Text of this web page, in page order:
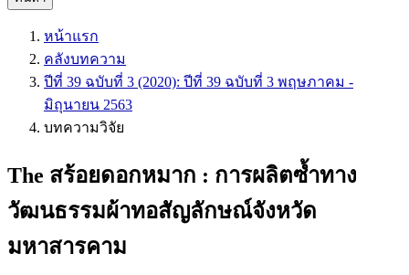
หน้าแรก
คลังบทความ
ปีที่ 39 ฉบับที่ 3 (2020): ปีที่ 39 ฉบับที่ 3 พฤษภาคม -
มิถุนายน 2563
บทความวิจัย
The สร้อยดอกหมาก : การผลิตซ้ำทาง
วัฒนธรรมผ้าทอสัญลักษณ์จังหวัด
มหาสารคาม